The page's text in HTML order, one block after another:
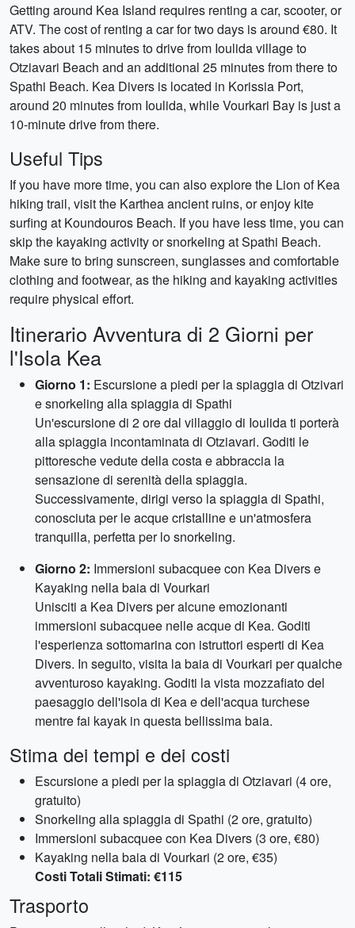
Getting around Kea Island requires renting a car, scooter, or
ATV. The cost of renting a car for two days is around €80. It
takes about 15 minutes to drive from Ioulida village to
Otziavari Beach and an additional 25 minutes from there to
Spathi Beach. Kea Divers is located in Korissia Port,
around 20 minutes from Ioulida, while Vourkari Bay is just a
10-minute drive from there.
Useful Tips
If you have more time, you can also explore the Lion of Kea
hiking trail, visit the Karthea ancient ruins, or enjoy kite
surfing at Koundouros Beach. If you have less time, you can
skip the kayaking activity or snorkeling at Spathi Beach.
Make sure to bring sunscreen, sunglasses and comfortable
clothing and footwear, as the hiking and kayaking activities
require physical effort.
Itinerario Avventura di 2 Giorni per
l'Isola Kea
Giorno 1: Escursione a piedi per la spiaggia di Otzivari
e snorkeling alla spiaggia di Spathi
Un'escursione di 2 ore dal villaggio di Ioulida ti porterà
alla spiaggia incontaminata di Otziavari. Goditi le
pittoresche vedute della costa e abbraccia la
sensazione di serenità della spiaggia.
Successivamente, dirigi verso la spiaggia di Spathi,
conosciuta per le acque cristalline e un'atmosfera
tranquilla, perfetta per lo snorkeling.
Giorno 2: Immersioni subacquee con Kea Divers e
Kayaking nella baia di Vourkari
Unisciti a Kea Divers per alcune emozionanti
immersioni subacquee nelle acque di Kea. Goditi
l'esperienza sottomarina con istruttori esperti di Kea
Divers. In seguito, visita la baia di Vourkari per qualche
avventuroso kayaking. Goditi la vista mozzafiato del
paesaggio dell'isola di Kea e dell'acqua turchese
mentre fai kayak in questa bellissima baia.
Stima dei tempi e dei costi
Escursione a piedi per la spiaggia di Otziavari (4 ore,
gratuito)
Snorkeling alla spiaggia di Spathi (2 ore, gratuito)
Immersioni subacquee con Kea Divers (3 ore, €80)
Kayaking nella baia di Vourkari (2 ore, €35)
Costi Totali Stimati: €115
Trasporto